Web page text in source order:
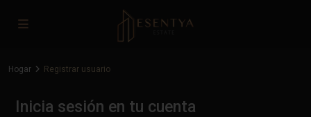
Hogar Registrar usuario
Inicia sesión en tu cuenta